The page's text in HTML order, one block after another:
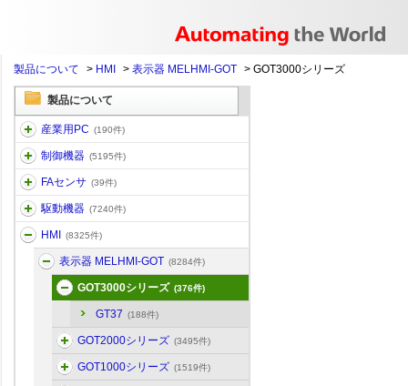
製品について > HMI > 表示器 MELHMI-GOT > GOT3000シリーズ
製品について
産業用PC (190件)
制御機器 (5195件)
FAセンサ (39件)
駆動機器 (7240件)
HMI (8325件)
表示器 MELHMI-GOT (8284件)
GOT3000シリーズ (376件)
GT37 (188件)
GOT2000シリーズ (3495件)
GOT1000シリーズ (1519件)